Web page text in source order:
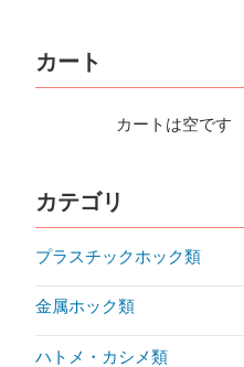
カート
カートは空です
カテゴリ
プラスチックホック類
金属ホック類
ハトメ・カシメ類